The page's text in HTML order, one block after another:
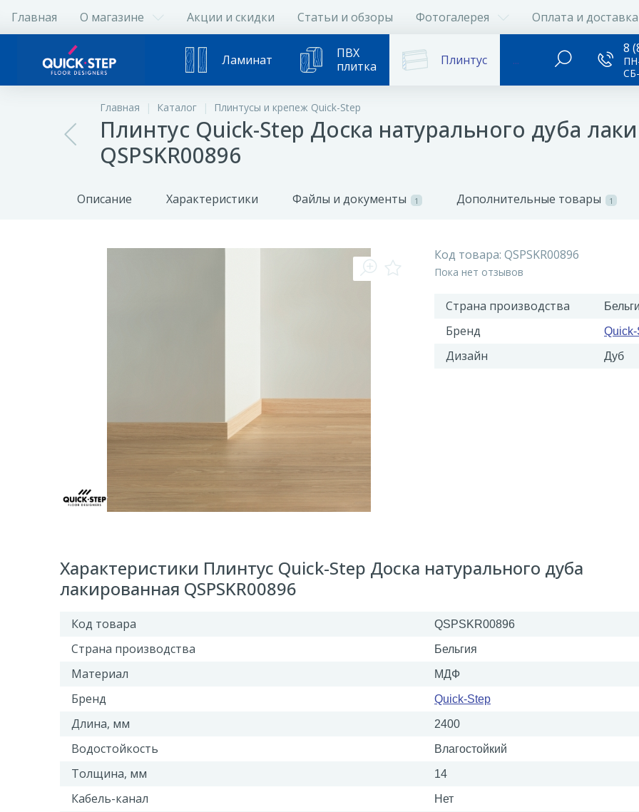
Главная О магазине Акции и скидки Статьи и обзоры Фотогалерея Оплата и доставка
Ламинат
ПВХ
плитка
Плинтус ...
8
Главная Каталог Плинтусы и крепеж Quick-Step
Плинтус Quick-Step Доска натурального дуба
QSPSKR00896
Описание Характеристики Файлы и документы 1 Дополнительные товары 1
Код товара: QSPSKR00896
Пока нет отзывов
Страна производства
Бренд
Дизайн Дуб
Характеристики Плинтус Quick-Step Доска натурального дуба
лакированная QSPSKR00896
Код товара QSPSKR00896
Страна производства Бельгия
Материал МДФ
Бренд Quick-Step
Длина, мм 2400
Водостойкость Влагостойкий
Толщина, мм 14
Кабель-канал Нет